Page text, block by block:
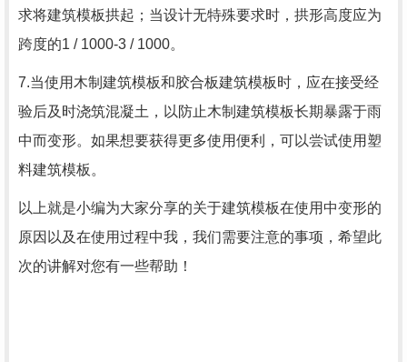
求将建筑模板拱起；当设计无特殊要求时，拱形高度应为
跨度的1 / 1000-3 / 1000。
7.当使用木制建筑模板和胶合板建筑模板时，应在接受经
验后及时浇筑混凝土，以防止木制建筑模板长期暴露于雨
中而变形。如果想要获得更多使用便利，可以尝试使用塑
料建筑模板。
以上就是小编为大家分享的关于建筑模板在使用中变形的
原因以及在使用过程中我，我们需要注意的事项，希望此
次的讲解对您有一些帮助！